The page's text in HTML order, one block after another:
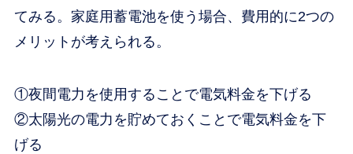
てみる。家庭用蓄電池を使う場合、費用的に2つの
メリットが考えられる。
①夜間電力を使用することで電気料金を下げる
②太陽光の電力を貯めておくことで電気料金を下
げる